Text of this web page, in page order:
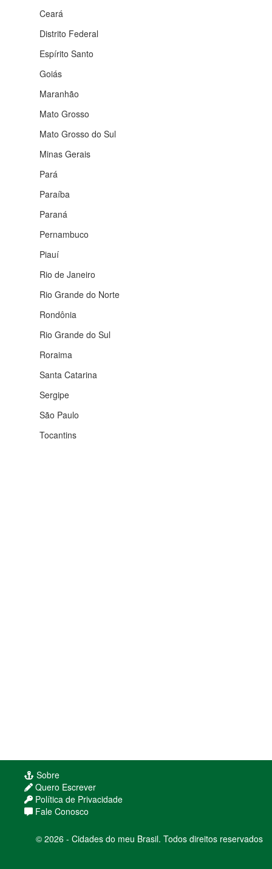
Ceará
Distrito Federal
Espírito Santo
Goiás
Maranhão
Mato Grosso
Mato Grosso do Sul
Minas Gerais
Pará
Paraíba
Paraná
Pernambuco
Piauí
Rio de Janeiro
Rio Grande do Norte
Rondônia
Rio Grande do Sul
Roraima
Santa Catarina
Sergipe
São Paulo
Tocantins
Sobre
Quero Escrever
Política de Privacidade
Fale Conosco
© 2026 - Cidades do meu Brasil. Todos direitos reservados